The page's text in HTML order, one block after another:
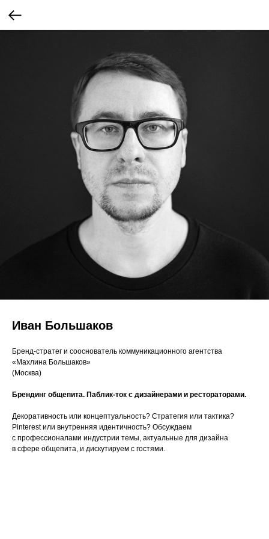
Иван Большаков
Бренд-стратег и сооснователь коммуникационного агентства
«Махлина Большаков»
(Москва)
Брендинг общепита. Паблик-ток с дизайнерами и рестораторами.
Декоративность или концептуальность? Стратегия или тактика?
Pinterest или внутренняя идентичность? Обсуждаем
с профессионалами индустрии темы, актуальные для дизайна
в сфере общепита, и дискутируем с гостями.